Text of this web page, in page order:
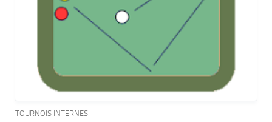
TOURNOIS INTERNES